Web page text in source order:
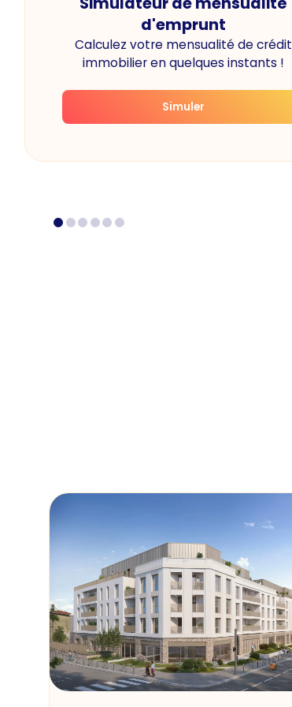
d'emprunt
Calculez votre mensualité de crédit
immobilier en quelques instants !
Simuler